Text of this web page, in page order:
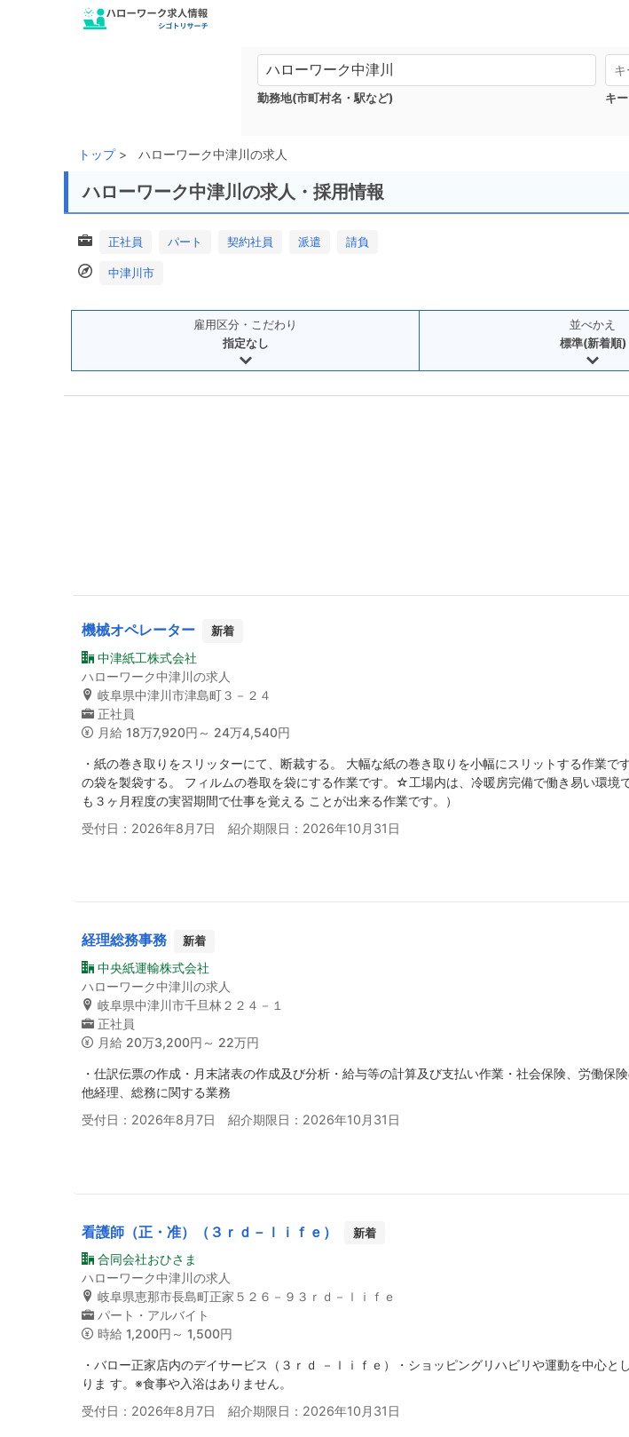
勤務地(市町村名・駅など) キ
トップ ハローワーク中津川の求人
ハローワーク中津川の求人・採用情報
正社員 パート 契約社員 派遣 請負
中津川市
雇用区分・こだわり
指定なし
並べかえ
標準(新着順)
機械オペレーター 新着
中津紙工株式会社
ハローワーク中津川の求人
岐阜県中津川市津島町３－２４
正社員
月給 18万7,920円～ 24万4,540円
・紙の巻き取りをスリッターにて、断裁する。 大幅な紙の巻き取りを小幅にスリットする作業で
の袋を製袋する。 フィルムの巻取を袋にする作業です。☆工場内は、冷暖房完備で働き易い環境
も３ヶ月程度の実習期間で仕事を覚える ことが出来る作業です。）
受付日：2026年8月7日 紹介期限日：2026年10月31日
経理総務事務 新着
中央紙運輸株式会社
ハローワーク中津川の求人
岐阜県中津川市千旦林２２４－１
正社員
月給 20万3,200円～ 22万円
・仕訳伝票の作成・月末諸表の作成及び分析・給与等の計算及び支払い作業・社会保険、労働保
他経理、総務に関する業務
受付日：2026年8月7日 紹介期限日：2026年10月31日
看護師（正・准）（３ｒｄ－ｌｉｆｅ） 新着
合同会社おひさま
ハローワーク中津川の求人
岐阜県恵那市長島町正家５２６－９３ｒｄ－ｌｉｆｅ
パート・アルバイト
時給 1,200円～ 1,500円
・バロー正家店内のデイサービス（３ｒｄ －ｌｉｆｅ）・ショッピングリハビリや運動を中心と
りま す。※食事や入浴はありません。
受付日：2026年8月7日 紹介期限日：2026年10月31日